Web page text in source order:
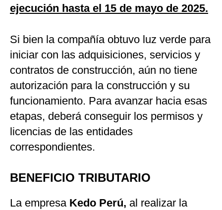
ejecución hasta el 15 de mayo de 2025.
Si bien la compañía obtuvo luz verde para
iniciar con las adquisiciones, servicios y
contratos de construcción, aún no tiene
autorización para la construcción y su
funcionamiento. Para avanzar hacia esas
etapas, deberá conseguir los permisos y
licencias de las entidades
correspondientes.
BENEFICIO TRIBUTARIO
La empresa Kedo Perú, al realizar la